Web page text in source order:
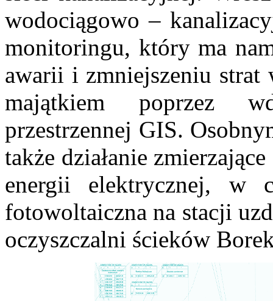
wodociągowo –
monitoringu, który ma
awarii i zmniejszeniu strat
majątkiem poprzez
przestrzennej GIS.
także działanie
energii elektrycznej, w
fotowoltaiczna na stacji
oczyszczalni ścieków